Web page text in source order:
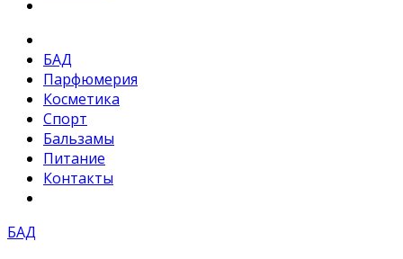
БАД
Парфюмерия
Косметика
Спорт
Бальзамы
Питание
Контакты
БАД